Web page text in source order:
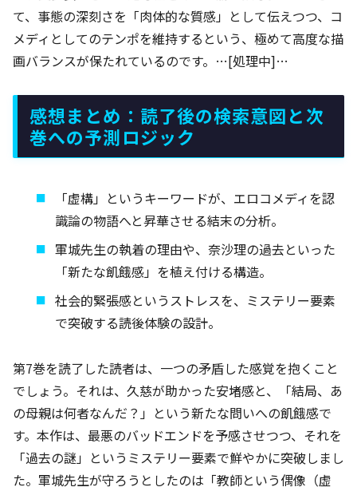
て、事態の深刻さを「肉体的な質感」として伝えつつ、コ
メディとしてのテンポを維持するという、極めて高度な描
画バランスが保たれているのです。…[処理中]…
感想まとめ：読了後の検索意図と次
巻への予測ロジック
「虚構」というキーワードが、エロコメディを認
識論の物語へと昇華させる結末の分析。
軍城先生の執着の理由や、奈沙理の過去といった
「新たな飢餓感」を植え付ける構造。
社会的緊張感というストレスを、ミステリー要素
で突破する読後体験の設計。
第7巻を読了した読者は、一つの矛盾した感覚を抱くこと
でしょう。それは、久慈が助かった安堵感と、「結局、あ
の母親は何者なんだ？」という新たな問いへの飢餓感で
す。本作は、最悪のバッドエンドを予感させつつ、それを
「過去の謎」というミステリー要素で鮮やかに突破しまし
た。軍城先生が守ろうとしたのは「教師という偶像（虚